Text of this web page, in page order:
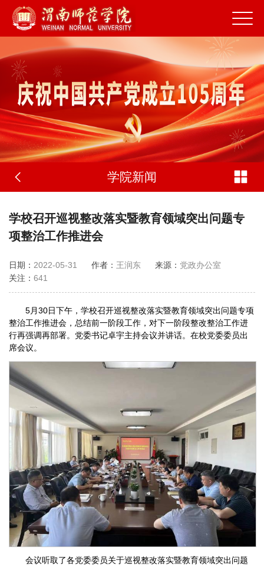
学院新闻
学校召开巡视整改落实暨教育领域突出问题专
项整治工作推进会
日期： 2022-05-31 作者： 王润东 来源： 党政办公室
关注： 641
5月30日下午，学校召开巡视整改落实暨教育领域突出问题专项
整治工作推进会，总结前一阶段工作，对下一阶段整改整治工作进
行再强调再部署。党委书记卓宇主持会议并讲话。在校党委委员出
席会议。
会议听取了各党委委员关于巡视整改落实暨教育领域突出问题